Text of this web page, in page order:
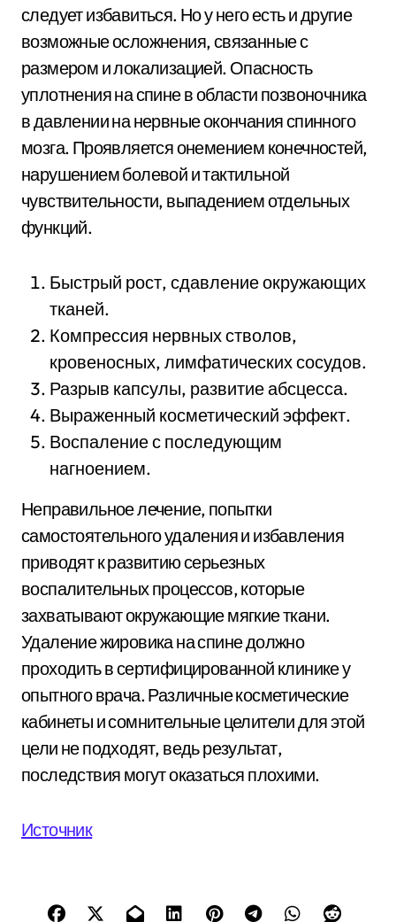
следует избавиться. Но у него есть и другие
возможные осложнения, связанные с
размером и локализацией. Опасность
уплотнения на спине в области позвоночника
в давлении на нервные окончания спинного
мозга. Проявляется онемением конечностей,
нарушением болевой и тактильной
чувствительности, выпадением отдельных
функций.
Быстрый рост, сдавление окружающих
тканей.
Компрессия нервных стволов,
кровеносных, лимфатических сосудов.
Разрыв капсулы, развитие абсцесса.
Выраженный косметический эффект.
Воспаление с последующим
нагноением.
Неправильное лечение, попытки
самостоятельного удаления и избавления
приводят к развитию серьезных
воспалительных процессов, которые
захватывают окружающие мягкие ткани.
Удаление жировика на спине должно
проходить в сертифицированной клинике у
опытного врача. Различные косметические
кабинеты и сомнительные целители для этой
цели не подходят, ведь результат,
последствия могут оказаться плохими.
Источник